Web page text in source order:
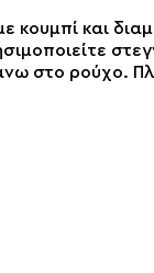
κουμπί
στο ρούχο.